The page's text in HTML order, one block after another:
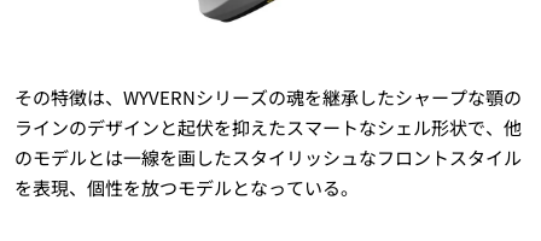
その特徴は、WYVERNシリーズの魂を継承したシャープな顎の
ラインのデザインと起伏を抑えたスマートなシェル形状で、他
のモデルとは一線を画したスタイリッシュなフロントスタイル
を表現、個性を放つモデルとなっている。